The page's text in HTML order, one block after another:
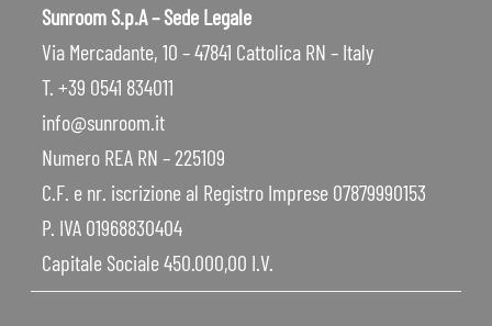
Sunroom S.p.A – Sede Legale
Via Mercadante, 10 – 47841 Cattolica RN – Italy
T. +39 0541 834011
info@sunroom.it
Numero REA RN – 225109
C.F. e nr. iscrizione al Registro Imprese 07879990153
P. IVA 01968830404
Capitale Sociale 450.000,00 I.V.